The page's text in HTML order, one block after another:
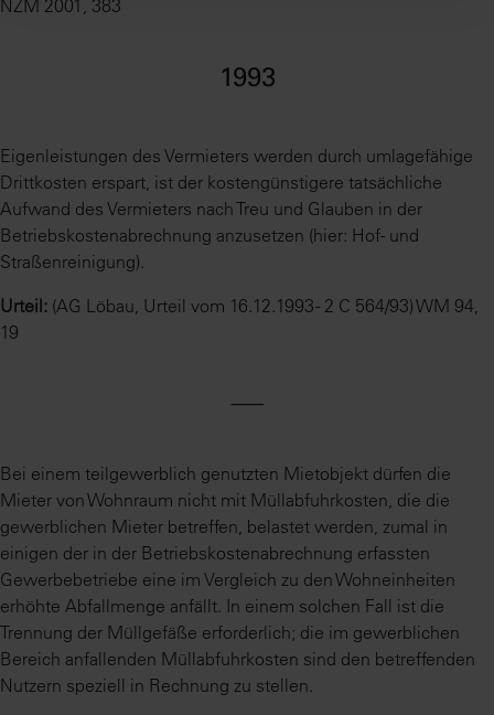
NZM 2001, 383
1993
Eigenleistungen des Vermieters werden durch umlagefähige
Drittkosten erspart, ist der kostengünstigere tatsächliche
Aufwand des Vermieters nach Treu und Glauben in der
Betriebskostenabrechnung anzusetzen (hier: Hof- und
Straßenreinigung).
Urteil: (AG Löbau, Urteil vom 16.12.1993 - 2 C 564/93) WM 94,
19
⸺
Bei einem teilgewerblich genutzten Mietobjekt dürfen die
Mieter von Wohnraum nicht mit Müllabfuhrkosten, die die
gewerblichen Mieter betreffen, belastet werden, zumal in
einigen der in der Betriebskostenabrechnung erfassten
Gewerbebetriebe eine im Vergleich zu den Wohneinheiten
erhöhte Abfallmenge anfällt. In einem solchen Fall ist die
Trennung der Müllgefäße erforderlich; die im gewerblichen
Bereich anfallenden Müllabfuhrkosten sind den betreffenden
Nutzern speziell in Rechnung zu stellen.